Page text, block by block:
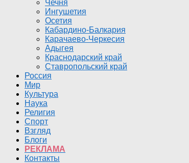
Чечня
Ингушетия
Осетия
Кабардино-Балкария
Карачаево-Черкесия
Адыгея
Краснодарский край
Ставропольский край
Россия
Мир
Культура
Наука
Религия
Спорт
Взгляд
Блоги
РЕКЛАМА
Контакты